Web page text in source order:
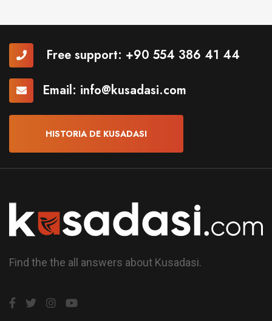
Free support: +90 554 386 41 44
Email: info@kusadasi.com
HISTORIA DE KUSADASI
Find the the all answers about Kusadasi.